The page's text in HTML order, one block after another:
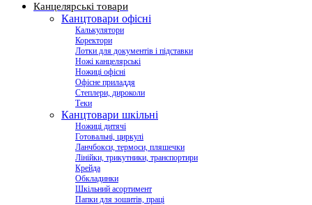
Канцелярські товари
Канцтовари офісні
Калькулятори
Коректори
Лотки для документів і підставки
Ножі канцелярські
Ножиці офісні
Офісне приладдя
Степлери, дироколи
Теки
Канцтовари шкільні
Ножиці дитячі
Готовальні, циркулі
Ланчбокси, термоси, пляшечки
Лінійки, трикутники, транспортири
Крейда
Обкладинки
Шкільний асортимент
Папки для зошитів, праці